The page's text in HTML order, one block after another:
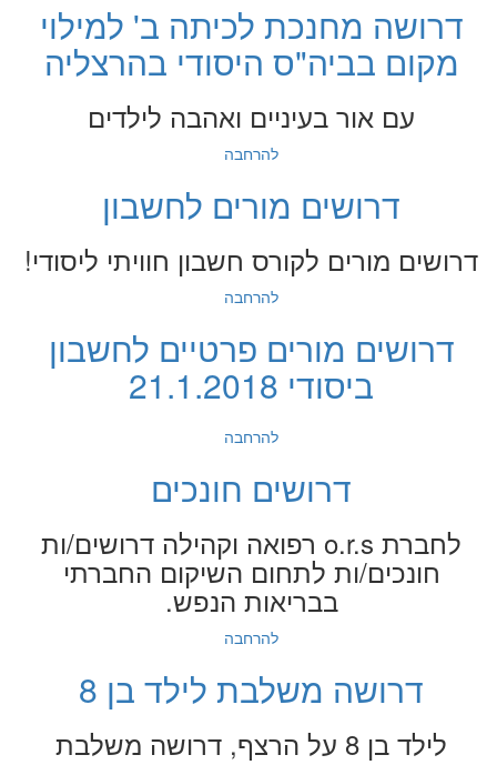
דרושה מחנכת לכיתה ב' למילוי
מקום בביה"ס היסודי בהרצליה
עם אור בעיניים ואהבה לילדים
להרחבה
דרושים מורים לחשבון
דרושים מורים לקורס חשבון חוויתי ליסודי!
להרחבה
דרושים מורים פרטיים לחשבון
ביסודי 21.1.2018
להרחבה
דרושים חונכים
לחברת o.r.s רפואה וקהילה דרושים/ות
חונכים/ות לתחום השיקום החברתי
בבריאות הנפש.
להרחבה
דרושה משלבת לילד בן 8
לילד בן 8 על הרצף, דרושה משלבת